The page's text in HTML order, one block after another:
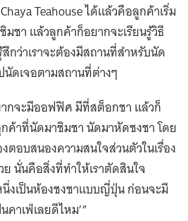
Teahouse ได้แล้วคือลูกค้าเริ่ม
มชา แล้วลูกค้าก็อยากจะเรียนรู้วิธี
สึกว่าเราจะต้องมีสถานที่สำหรับนัด
นัดเจอตามสถานที่ต่างๆ
กจะมีออฟฟิศ มีที่สต็อกชา แล้วก็
ค้าที่นัดมาชิมชา นัดมาหัดชงชา โดย
ตอบสนองความสนใจส่วนตัวในเรื่อง
นั่นคือสิ่งที่ทำให้เราตัดสินใจ
งเป็นห้องชงชาแบบญี่ปุ่น ก่อนจะมี
คาเฟ่เลยดีไหม’”